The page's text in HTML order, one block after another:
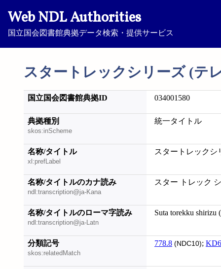
Web NDL Authorities
国立国会図書館典拠データ検索・提供サービス
スタートレックシリーズ (テ
国立国会図書館典拠ID 034001580
典拠種別
skos:inScheme
統一タイトル
名称/タイトル
xl:prefLabel
スタートレックシ
名称/タイトルのカナ読み
ndl:transcription@ja-Kana
スター トレック
名称/タイトルのローマ字読み
ndl:transcription@ja-Latn
Suta torekku shirizu
分類記号
skos:relatedMatch
778.8 (NDC10);